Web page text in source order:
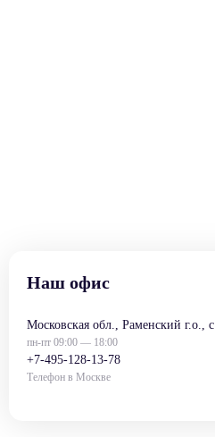
Наш офис
Московская обл., Раменский г.о.,
пн-пт 09:00 — 18:00
+7-495-128-13-78
Телефон в Москве